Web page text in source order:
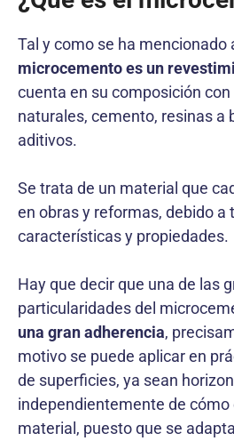
Tal y como se ha mencionado
microcemento es un
cuenta en su composición
naturales, cemento, resinas a
aditivos.
Se trata de un material que
en obras y reformas, debido a
características y propiedades.
Hay que decir que una de las
particularidades del
una gran adherencia,
motivo se puede aplicar en
de superficies, ya sean
independientemente de cómo
material, puesto que se